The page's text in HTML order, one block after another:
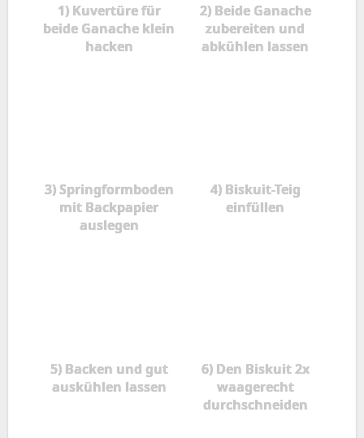
1) Kuvertüre für
beide Ganache klein
hacken
2) Beide Ganache
zubereiten und
abkühlen lassen
3) Springformboden
mit Backpapier
auslegen
4) Biskuit-Teig
einfüllen
5) Backen und gut
auskühlen lassen
6) Den Biskuit 2x
waagerecht
durchschneiden